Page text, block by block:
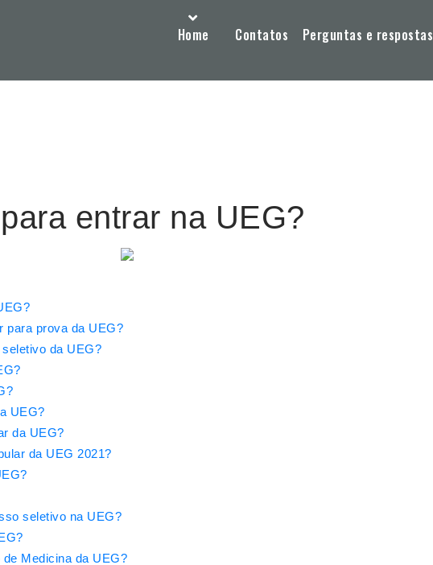
Home Contatos Perguntas e respostas
entrar na UEG?
para prova da UEG?
da UEG?
UEG?
da UEG?
da UEG 2021?
seletivo na UEG?
Medicina da UEG?